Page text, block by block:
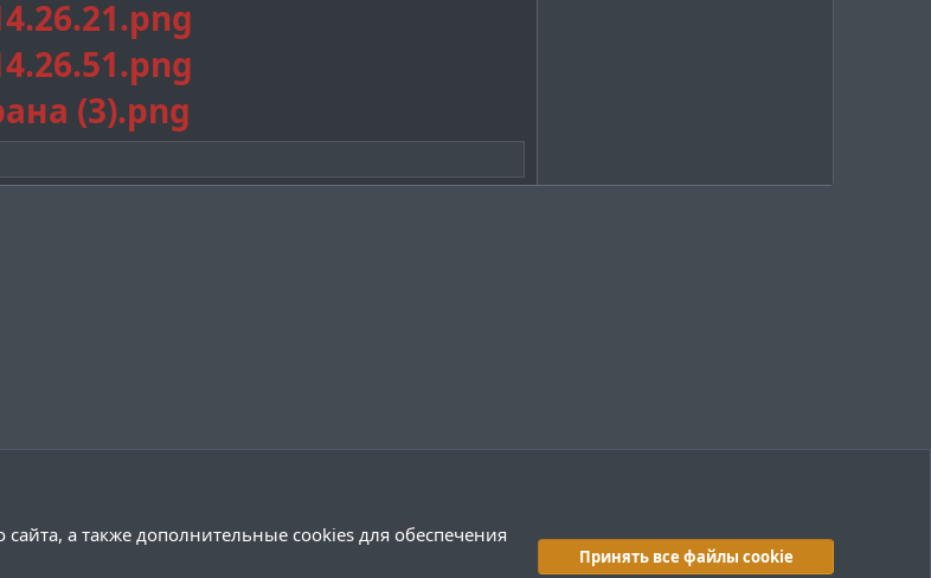
сайта, а также дополнительные cookies для обеспечения
Принять все файлы cookie